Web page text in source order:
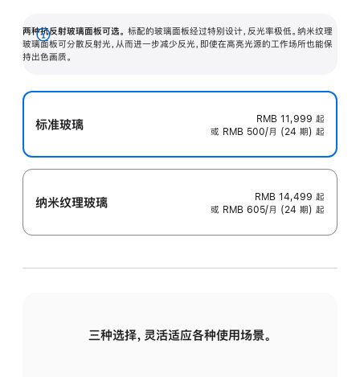
两种抗反射玻璃面板可选。 标配的玻璃面板经过特别设计，反光率极低。纳米纹理
玻璃面板可分散反射光，从而进一步减少反光，即使在高亮光源的工作场所也能保
持出色画质。
展
开
标准玻璃 RMB 11,999 起
或 RMB 500/月 (24 期) 起
纳米纹理玻璃 RMB 14,499 起
或 RMB 605/月 (24 期) 起
三种选择，灵活适应各种使用场景。